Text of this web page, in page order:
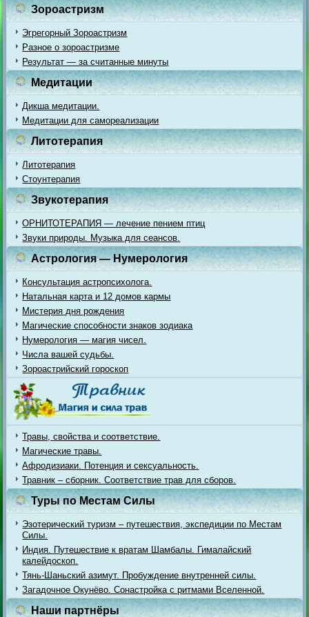
Зороастризм
Эгрегорный Зороастризм
Разное о зороастризме
Результат — за считанные минуты
Медитации
Дикша медитации.
Медитации для самореализации
Литотерапия
Литотерапия
Стоунтерапия
Звукотерапия
ОРНИТОТЕРАПИЯ — лечение пением птиц
Звуки природы. Музыка для сеансов.
Астрология — Нумерология
Консультация астропсихолога.
Натальная карта и 12 домов кармы
Мистерия дня рождения
Магические способности знаков зодиака
Нумерология — магия чисел.
Числа вашей судьбы.
Зороастрийский гороскоп
Травы, свойства и соответствие.
Магические травы.
Афродизиаки. Потенция и сексуальность.
Травник – сборник. Соответствие трав для сборов.
Туры по Местам Силы
Эзотерический туризм – путешествия, экспедиции по Местам
Силы.
Индия. Путешествие к вратам Шамбалы. Гималайский
калейдоскоп.
Тянь-Шаньский азимут. Пробуждение внутренней силы.
Загадочное Окунёво. Сонастройка с ритмами Вселенной.
Наши партнёры